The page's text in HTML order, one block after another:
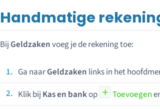
Handmatige
BijGeldzakenvoeg je de rekening toe:
Ga naarGeldzaken links in het
Klik bij Kas en bankop Toevoegen